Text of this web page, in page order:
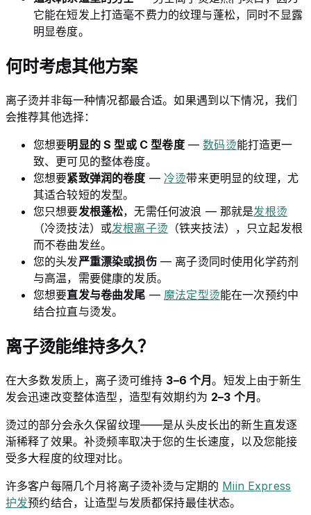
它能在短发上打造毫不费力的纹理与蓬松，同时不显露
明显卷度。
何时考虑其他方案
离子烫并非每一种情况都最合适。如果遇到以下情况，我们
会推荐其他选择：
您想要明显的 S 型或 C 型卷度—数码烫能打造更一
致、更可见的整体卷度。
您想要紧致弹润的卷度 — 冷烫带来更明显的纹理，尤
其适合较短的发型。
您只想要发根蓬松，无需任何波浪 — 那就是发根烫
（冷烫技法）或发根离子烫 （铁夹技法），只立起发根
而不卷曲发丝。
您的头发严重漂染或损伤— 离子烫同时使用化学药剂
与高温，需要健康的发质。
您想要直发与卷曲发尾 — 魔法定型烫能在一次预约中
结合拉直与烫发。
离子烫能维持多久？
在大多数发质上，离子烫可维持 3–6 个月。短发上由于新生
发会迅速改变整体造型，造型有效期约为 2–3 个月。
烫过的部分会永久保留纹理——是从头皮长出的新生直发逐
渐稀释了效果。补烫频率取决于您的生长速度，以及您能接
受多大程度的纹理对比。
许多客户每隔几个月将离子烫补烫与定期的 Miin Express
护发预约结合，让造型与发质都保持最佳状态。